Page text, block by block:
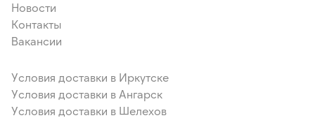
Новости
Контакты
Вакансии
Условия доставки в Иркутске
Условия доставки в Ангарск
Условия доставки в Шелехов